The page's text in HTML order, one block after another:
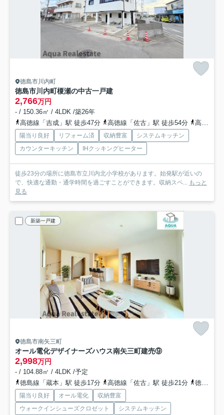
徳島市川内町
徳島市川内町榎瀬の中古一戸建
2,766万円
- / 150.36㎡ / 4LDK /築26年
高徳線「吉成」駅 徒歩47分
高徳線「佐古」駅 徒歩54分 高徳線「徳島」駅 徒歩58分
陽当り良好 リフォーム済 収納豊富
システムキッチン
カウンターキッチン
IHクッキングヒーター
徒歩23分の場所に徳島市立川内北小学校があります。始発駅が近いの
で、快適な通勤・通学時間を過ごすことができます。収納スペ...
もっと
見る
新築一戸建
徳島市南矢三町
オール電化デザイナーズハウス南矢三町建売⑨
2,998万円
- / 104.88㎡ / 4LDK /予定
徳島線「蔵本」駅 徒歩17分
高徳線「佐古」駅 徒歩21分 徳島線「鮎喰」駅 徒歩30分
陽当り良好 オール電化
収納豊富
ウォークインシューズクロゼット
システムキッチン